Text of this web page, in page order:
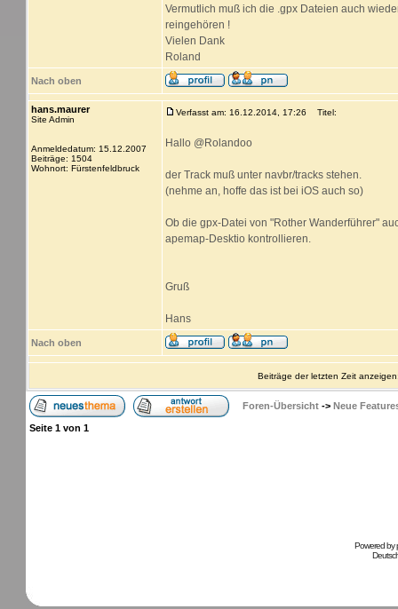
Vermutlich muß ich die .gpx Dateien auch
reingehören !
Vielen Dank
Roland
Nach oben
hans.maurer
Site Admin
Anmeldedatum: 15.12.2007
Beiträge: 1504
Wohnort: Fürstenfeldbruck
Verfasst am: 16.12.2014, 17:26 Titel:
Hallo @Rolandoo
der Track muß unter navbr/tracks stehen.
(nehme an, hoffe das ist bei iOS auch so)
Ob die gpx-Datei von "Rother Wanderführer"
apemap-Desktio kontrollieren.
Gruß
Hans
Nach oben
Beiträge der letzten Zeit
Foren-Übersicht -> Neue
Seite 1 von 1
Powered by